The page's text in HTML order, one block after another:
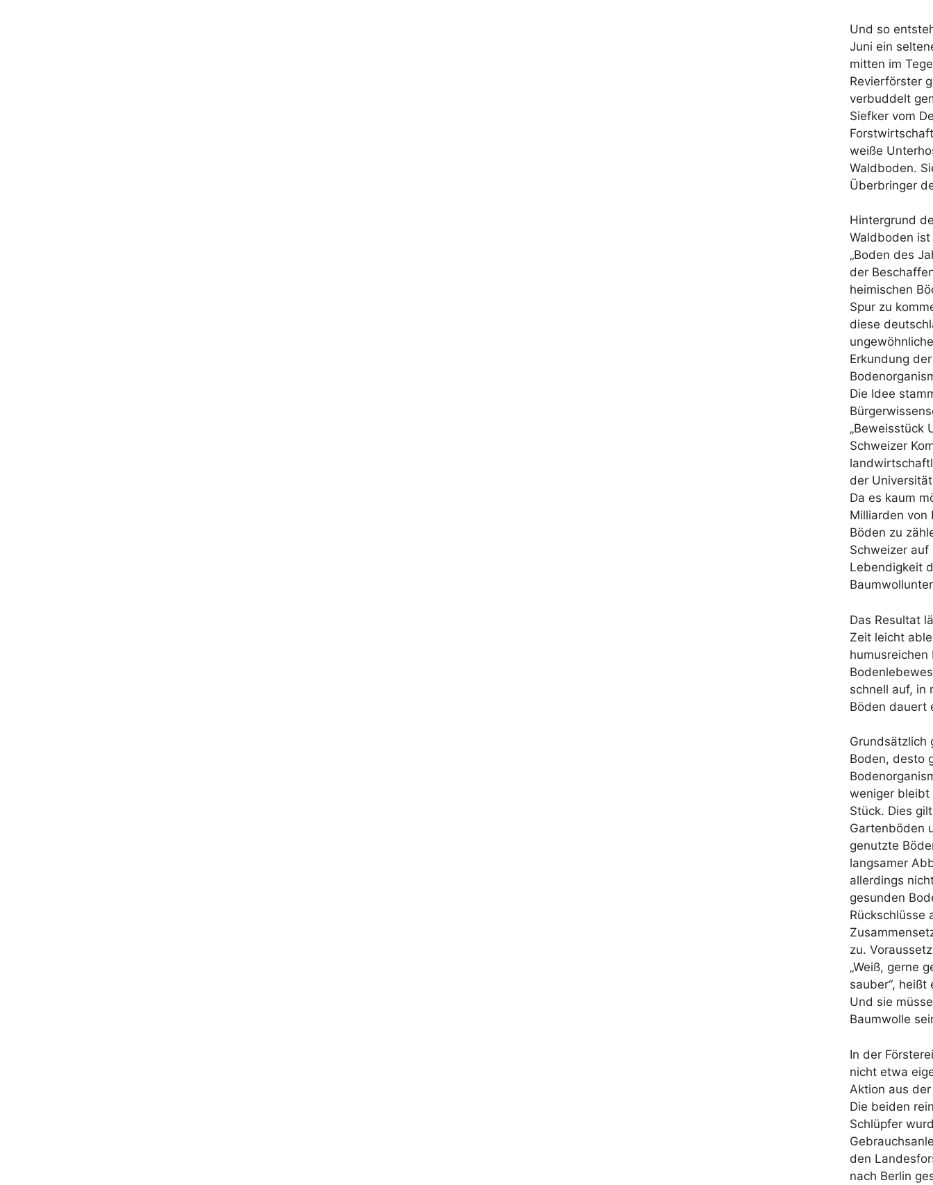
Und so
Juni ein
mitten im
Revierförster
verbuddelt
Siefker vom
weiße
Waldboden.
Überbringer
Hintergrund
Waldboden
„Boden des
der
heimischen
Spur zu
diese
Erkundung
Die Idee
„Beweisstück
Schweizer
der
Da es kaum
Milliarden von
Böden zu
Schweizer
Lebendigkeit
Das Resultat
Zeit leicht
schnell auf, in
Böden dauert
Grundsätzlich
Boden, desto
weniger bleibt
Stück. Dies
Gartenböden
genutzte
langsamer
allerdings
gesunden
Rückschlüsse
zu.
„Weiß, gerne
sauber“, heißt
Und sie
Baumwolle
In der
nicht etwa
Aktion aus
Die beiden
Schlüpfer
den
nach Berlin